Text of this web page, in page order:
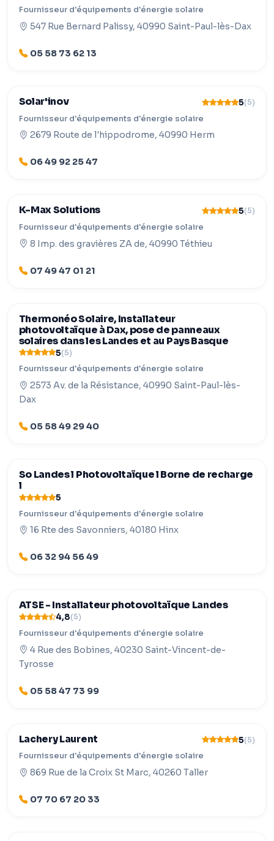
Fournisseur d'équipements d'énergie solaire
547 Rue Bernard Palissy, 40990 Saint-Paul-lès-Dax
05 58 73 62 13
Solar'inov 5(5)
Fournisseur d'équipements d'énergie solaire
2679 Route de l'hippodrome, 40990 Herm
06 49 92 25 47
K-Max Solutions 5(5)
Fournisseur d'équipements d'énergie solaire
8 Imp. des gravières ZA de, 40990 Téthieu
07 49 47 01 21
Thermonéo Solaire, Installateur
photovoltaïque à Dax, pose de panneaux
solaires dans les Landes et au Pays Basque
5(5)
Fournisseur d'équipements d'énergie solaire
2573 Av. de la Résistance, 40990 Saint-Paul-lès-
Dax
05 58 49 29 40
So Landes l Photovoltaïque l Borne de recharge
l
5
Fournisseur d'équipements d'énergie solaire
16 Rte des Savonniers, 40180 Hinx
06 32 94 56 49
ATSE - Installateur photovoltaïque Landes
4,8(5)
Fournisseur d'équipements d'énergie solaire
4 Rue des Bobines, 40230 Saint-Vincent-de-
Tyrosse
05 58 47 73 99
Lachery Laurent 5(5)
Fournisseur d'équipements d'énergie solaire
869 Rue de la Croix St Marc, 40260 Taller
07 70 67 20 33